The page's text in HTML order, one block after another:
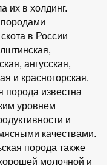
их в холдинг.
в России
ангусская,
и красногорская.
порода известна
уровнем
и
качествами.
порода также
молочной и